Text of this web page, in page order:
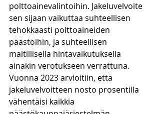
polttoainevalintoihin. Jakeluvelvoite
sen sijaan vaikuttaa suhteellisen
tehokkaasti polttoaineiden
päästöihin, ja suhteellisen
maltillisella hintavaikutuksella
ainakin verotukseen verrattuna.
Vuonna 2023 arvioitiin, että
jakeluvelvoitteen nosto prosentilla
vähentäisi kaikkia